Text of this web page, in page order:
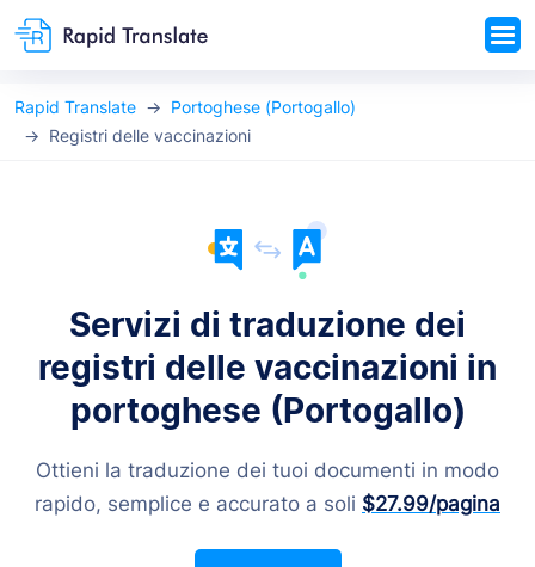
Rapid Translate
Portoghese (Portogallo)
Registri delle vaccinazioni
Servizi di traduzione dei
registri delle vaccinazioni in
portoghese (Portogallo)
Ottieni la traduzione dei tuoi documenti in modo
rapido, semplice e accurato a soli $27.99/pagina